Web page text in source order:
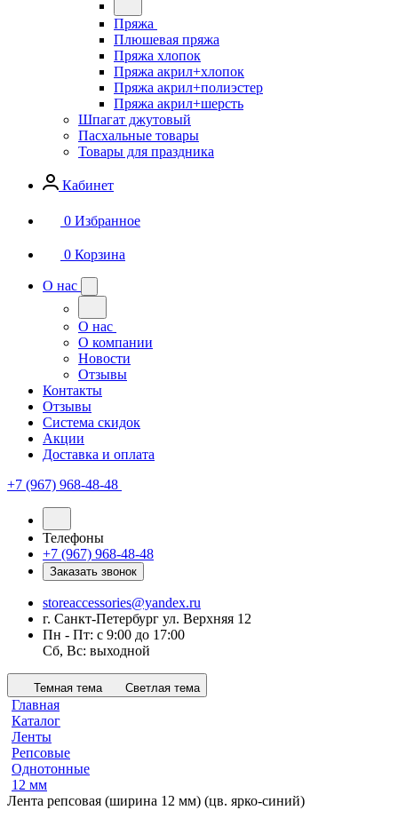
Пряжа
Плюшевая пряжа
Пряжа хлопок
Пряжа акрил+хлопок
Пряжа акрил+полиэстер
Пряжа акрил+шерсть
Шпагат джутовый
Пасхальные товары
Товары для праздника
Кабинет
0 Избранное
0 Корзина
О нас
О нас
О компании
Новости
Отзывы
Контакты
Отзывы
Система скидок
Акции
Доставка и оплата
+7 (967) 968-48-48
Телефоны
+7 (967) 968-48-48
Заказать звонок
storeaccessories@yandex.ru
г. Санкт-Петербург ул. Верхняя 12
Пн - Пт: с 9:00 до 17:00
Сб, Вс: выходной
Темная тема Светлая тема
Главная
Каталог
Ленты
Репсовые
Однотонные
12 мм
Лента репсовая (ширина 12 мм) (цв. ярко-синий)